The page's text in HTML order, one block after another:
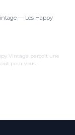
— Les Happy
Vintage perçoit une
pour vous.